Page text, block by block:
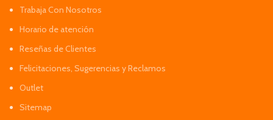
Trabaja Con Nosotros
Horario de atención
Reseñas de Clientes
Felicitaciones, Sugerencias y Reclamos
Outlet
Sitemap